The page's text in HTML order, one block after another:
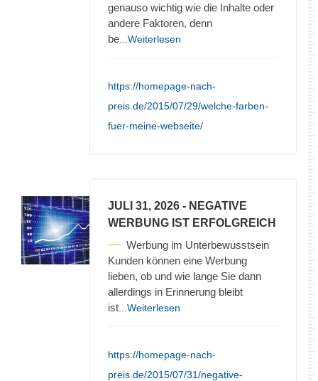
genauso wichtig wie die Inhalte oder
andere Faktoren, denn
be ...Weiterlesen
https://homepage-nach-
preis.de/2015/07/29/welche-farben-
fuer-meine-webseite/
JULI 31, 2026 - NEGATIVE
WERBUNG IST ERFOLGREICH
Werbung im Unterbewusstsein
Kunden können eine Werbung
lieben, ob und wie lange Sie dann
allerdings in Erinnerung bleibt
ist ...Weiterlesen
https://homepage-nach-
preis.de/2015/07/31/negative-